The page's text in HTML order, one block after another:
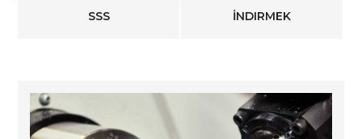
SSS İNDIRMEK